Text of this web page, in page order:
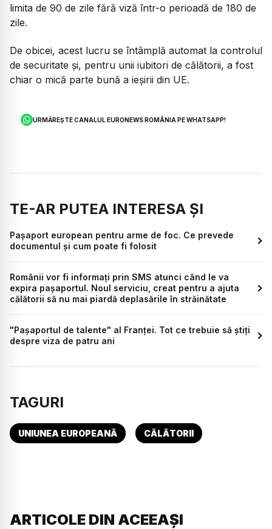
limita de 90 de zile fără viză într-o perioadă de 180 de
zile.
De obicei, acest lucru se întâmplă automat la controlul
de securitate și, pentru unii iubitori de călătorii, a fost
chiar o mică parte bună a ieșirii din UE.
URMĂREȘTE CANALUL EURONEWS ROMÂNIA PE WHATSAPP!
TE-AR PUTEA INTERESA ȘI
Paşaport european pentru arme de foc. Ce prevede
documentul și cum poate fi folosit
Românii vor fi informați prin SMS atunci când le va
expira pașaportul. Noul serviciu, creat pentru a ajuta
călătorii să nu mai piardă deplasările în străinătate
"Pașaportul de talente" al Franței. Tot ce trebuie să știți
despre viza de patru ani
TAGURI
UNIUNEA EUROPEANĂ CĂLĂTORII
ARTICOLE DIN ACEEAȘI